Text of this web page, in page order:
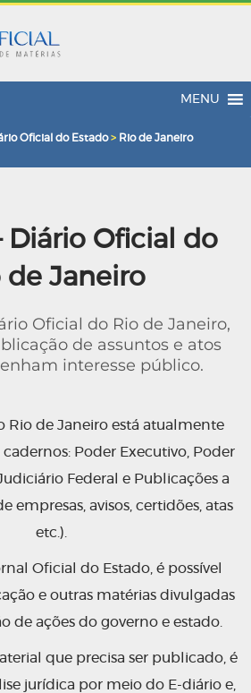
MENU
Oficial do Estado> Rio de Janeiro
Diário Oficial do
de Janeiro
Oficial do Rio de Janeiro,
de assuntos e atos
interesse público.
Rio de Janeiro está atualmente
Poder Executivo, Poder
Federal e Publicações a
empresas, avisos, certidões, atas
etc.).
Oficial do Estado, é possível
e outras matérias divulgadas
de ações do governo e estado.
que precisa ser publicado, é
jurídica por meio do E-diário e,